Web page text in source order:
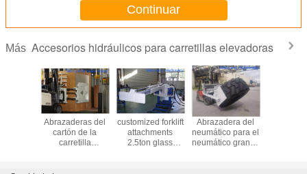
Continuar
Más Accesorios hidráulicos para carretillas elevadoras
Abrazaderas del
cartón de la
carretilla
customized forklift
attachments
2.5ton glass
Abrazadera del
neumático para el
neumático grande